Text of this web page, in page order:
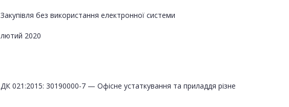
Закупівля без використання електронної системи
лютий 2020
ДК 021:2015: 30190000-7 — Офісне устаткування та приладдя різне